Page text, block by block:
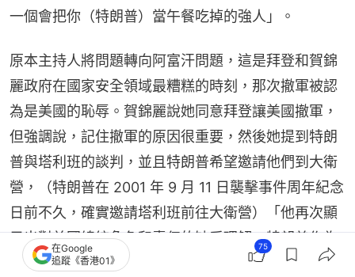
一個會把你（特朗普）當午餐吃掉的強人」。
原本主持人將問題轉向阿富汗問題，這是拜登和賀錦
麗政府在國家安全領域最糟糕的時刻，那次撤軍被認
為是美國的恥辱。賀錦麗說她同意拜登讓美國撤軍，
但強調說，記住撤軍的原因很重要，然後她提到特朗
普與塔利班的談判，並且特朗普希望邀請他們到大衛
營，（特朗普在 2001 年 9 月 11 日襲擊事件周年紀念
日前不久，確實邀請塔利班前往大衛營）「他再次顯
示出對美國總統角色和責任的缺乏理解，特朗普作為
總統談判達成了你能想像到的最弱的協定之一。」還
在Google
追蹤《香港01》
75